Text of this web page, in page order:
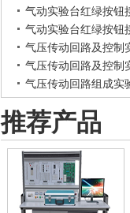
气动实验台红绿按钮
气动实验台红绿按钮
气压传动回路及控制
气压传动回路及控制
气压传动回路组成实
推荐产品